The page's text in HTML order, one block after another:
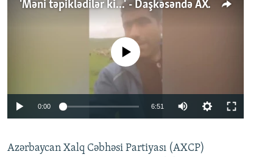
'Məni təpiklədilər ki...' - Daşkəsəndə AXCP fəalının yaxınları onun həbsinə etiraz edirlər
No media source currently available
0:00 6:51
360p
Azərbaycan Xalq Cəbhəsi Partiyası (AXCP)